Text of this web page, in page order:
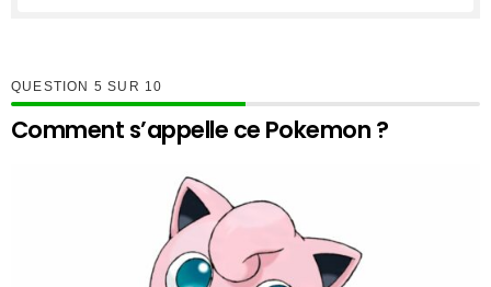
QUESTION SUR 10
Comment s’appelle ce Pokemon ?